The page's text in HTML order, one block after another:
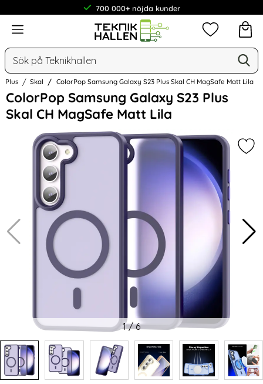
700 000+ nöjda kunder
Meny
Sök
Mina
Plus Skal ColorPop Samsung Galaxy S23 Plus Skal CH MagSafe Matt Lila
ColorPop Samsung Galaxy S23 Plus
Skal CH MagSafe Matt Lila
Hoppa
över
Bilder
1/6